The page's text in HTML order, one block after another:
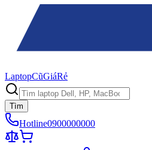
LaptopCũGiáRẻ
Tìm
Hotline0900000000